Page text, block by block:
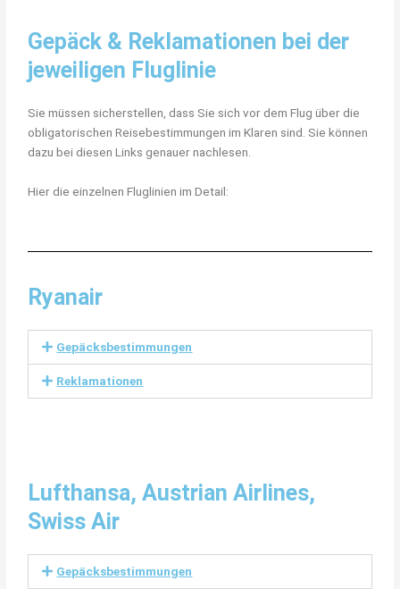
Gepäck & Reklamationen bei der
jeweiligen Fluglinie
Sie müssen sicherstellen, dass Sie sich vor dem Flug über die
obligatorischen Reisebestimmungen im Klaren sind. Sie können
dazu bei diesen Links genauer nachlesen.
Hier die einzelnen Fluglinien im Detail:
Ryanair
Gepäcksbestimmungen
Reklamationen
Lufthansa, Austrian Airlines,
Swiss Air
Gepäcksbestimmungen